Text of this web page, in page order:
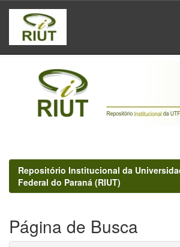
Skip
navigation
Repositório Institucional da
Federal do Paraná (RIUT)
Página de Busca